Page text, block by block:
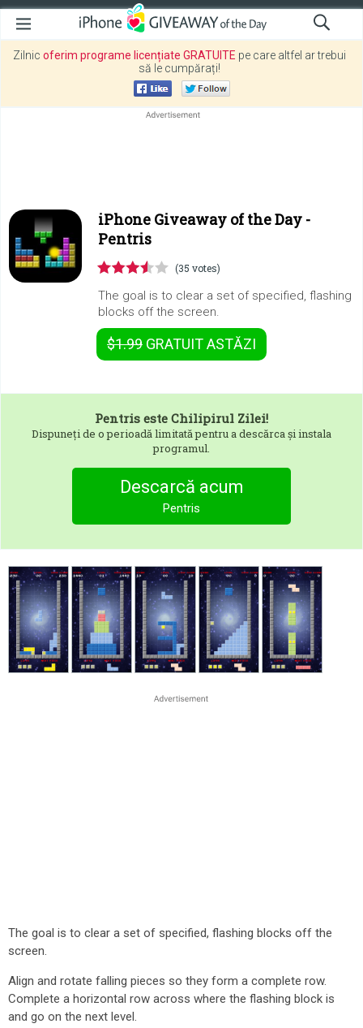
Zilnic oferim programe licențiate GRATUITE pe care altfel ar trebui
să le cumpărați!
iPhone Giveaway of the Day -
Pentris
(35 votes)
The goal is to clear a set of specified, flashing
blocks off the screen.
$1.99 GRATUITASTĂZI
Pentris este Chilipirul Zilei!
Dispuneți de o perioadă limitată pentru a descărca și instala
programul.
Descarcă acum
Pentris
The goal is to clear a set of specified, flashing blocks off the
screen.
Align and rotate falling pieces so they form a complete row.
Complete a horizontal row across where the flashing block is
and go on the next level.